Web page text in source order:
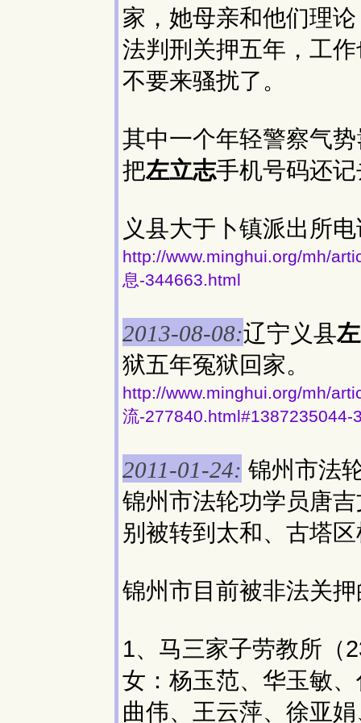
家，她母亲和他们理
法判刑关押五年，工
不要来骚扰了。
其中一个年轻警察气
把左立志手机号码还
义县大于卜镇派出所
http://www.minghui.org/mh/
息-344663.html
2013-08-08:辽宁义县
狱五年冤狱回家。
http://www.minghui.org/mh/
流-277840.html#1387235044-
2011-01-24: 锦州市法
锦州市法轮功学员唐
别被转到太和、古塔
锦州市目前被非法关
1、马三家子劳教所（
女：杨玉范、华玉敏
曲伟、王云萍、徐亚